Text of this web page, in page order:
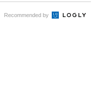
Recommended by